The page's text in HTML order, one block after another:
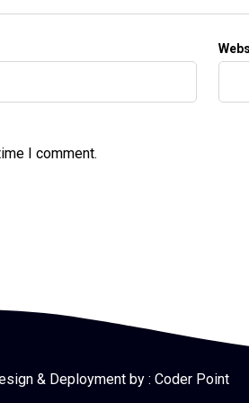
I comment.
& Deployment by : Coder Point